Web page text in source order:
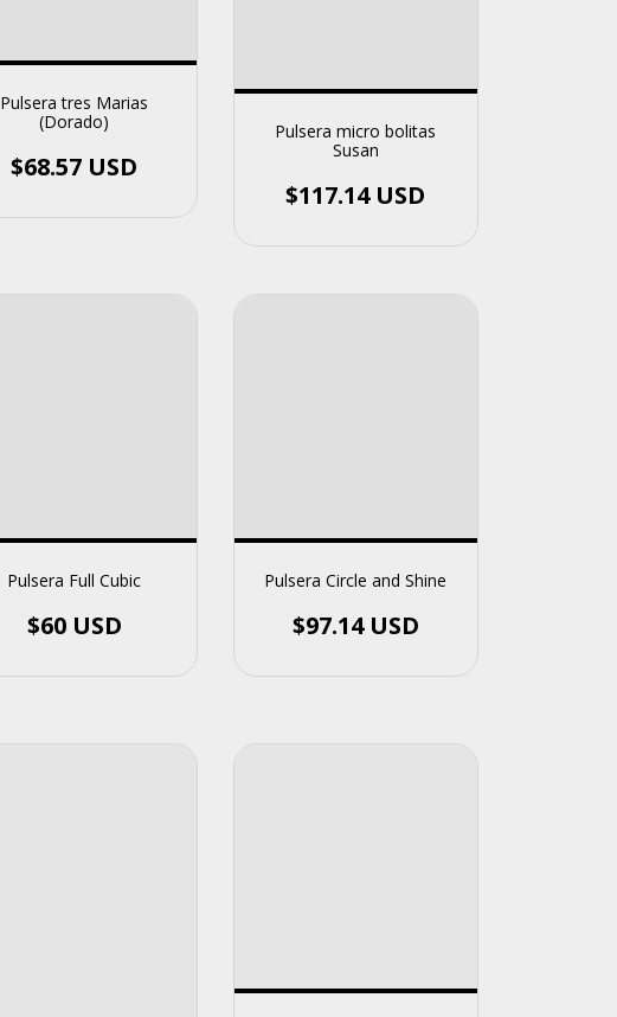
Pulsera tres Marias
(Dorado)
$68.57 USD
Pulsera micro bolitas
Susan
$117.14 USD
Pulsera Full Cubic
$60 USD
Pulsera Circle and Shine
$97.14 USD